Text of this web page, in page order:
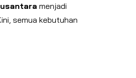
menjadi
semua kebutuhan